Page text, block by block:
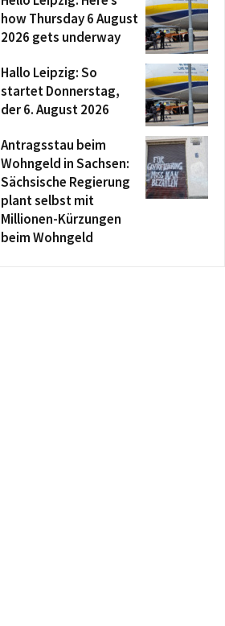
how Thursday 6 August
2026 gets underway
Hallo Leipzig: So
startet Donnerstag,
der 6. August 2026
Antragsstau beim
Wohngeld in Sachsen:
Sächsische Regierung
plant selbst mit
Millionen-Kürzungen
beim Wohngeld